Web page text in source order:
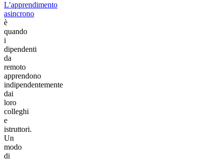
L’apprendimento
asincrono
è
quando
i
dipendenti
da
remoto
apprendono
indipendentemente
dai
loro
colleghi
e
istruttori.
Un
modo
di